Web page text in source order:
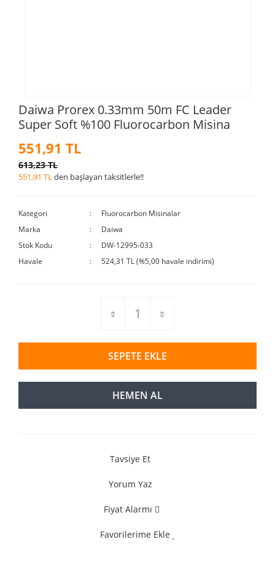
Daiwa Prorex 0.33mm 50m FC Leader
Super Soft %100 Fluorocarbon Misina
551,91 TL
613,23 TL
551,91 TLden başlayan taksitlerle!!
Kategori
Fluorocarbon Misinalar
Marka
Daiwa
Stok Kodu
DW-12995-033
Havale
524,31 TL (%5,00 havale indirimi)
SEPETE EKLE
HEMEN AL
Tavsiye Et
Yorum Yaz
Fiyat Alarmı
Favorilerime Ekle